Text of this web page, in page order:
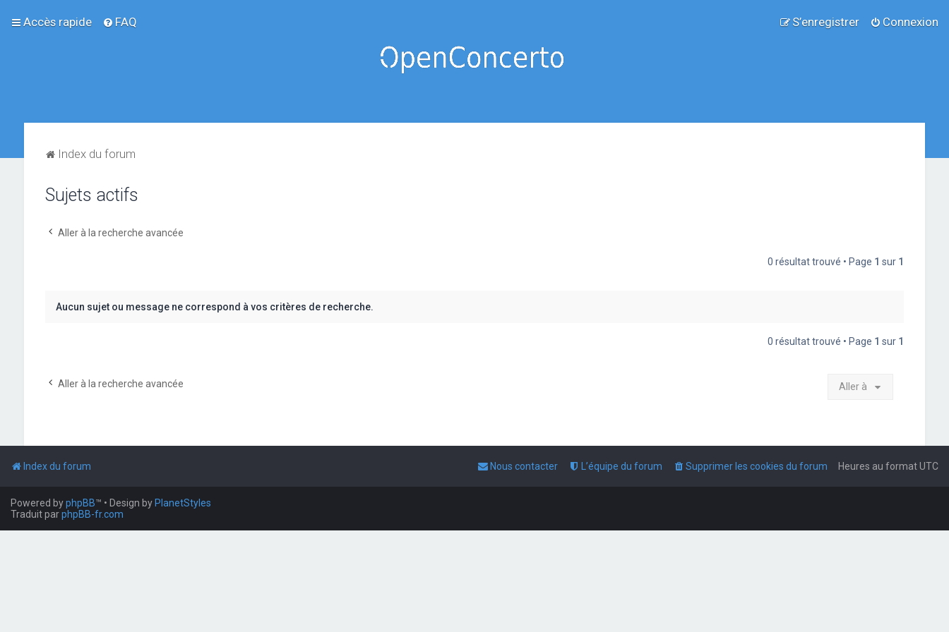
Accès rapide FAQ Connexion
S’enregistrer
Index du forum
Sujets actifs
Aller à la recherche avancée
0 résultat trouvé • Page 1 sur 1
Aucun sujet ou message ne correspond à vos critères de recherche.
0 résultat trouvé • Page 1 sur 1
Aller à la recherche avancée Aller à
Index du forum Heures au formatUTC
Supprimer les cookies du forum
L’équipe du forum
Nous contacter
Powered byphpBB™ • Design by PlanetStyles
Traduit parphpBB-fr.com